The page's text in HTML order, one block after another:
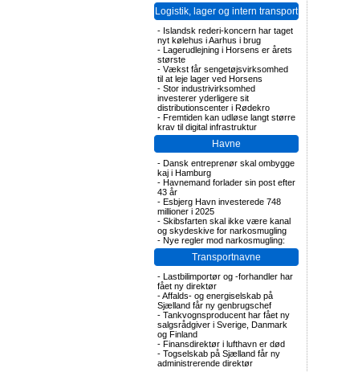
Logistik, lager og intern transport
- Islandsk rederi-koncern har taget
nyt kølehus i Aarhus i brug
- Lagerudlejning i Horsens er årets
største
- Vækst får sengetøjsvirksomhed
til at leje lager ved Horsens
- Stor industrivirksomhed
investerer yderligere sit
distributionscenter i Rødekro
- Fremtiden kan udløse langt større
krav til digital infrastruktur
Havne
- Dansk entreprenør skal ombygge
kaj i Hamburg
- Havnemand forlader sin post efter
43 år
- Esbjerg Havn investerede 748
millioner i 2025
- Skibsfarten skal ikke være kanal
og skydeskive for narkosmugling
- Nye regler mod narkosmugling:
Transportnavne
- Lastbilimportør og -forhandler har
fået ny direktør
-Affalds- og energiselskab på
Sjælland får ny genbrugschef
- Tankvognsproducent har fået ny
salgsrådgiver i Sverige, Danmark
og Finland
- Finansdirektør i lufthavn er død
- Togselskab på Sjælland får ny
administrerende direktør